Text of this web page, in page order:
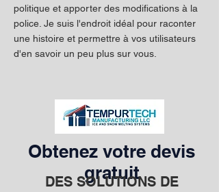
politique et apporter des modifications à la
police. Je suis l'endroit idéal pour raconter
une histoire et permettre à vos utilisateurs
d'en savoir un peu plus sur vous.
Obtenez votre devis
gratuit
DES SOLUTIONS DE